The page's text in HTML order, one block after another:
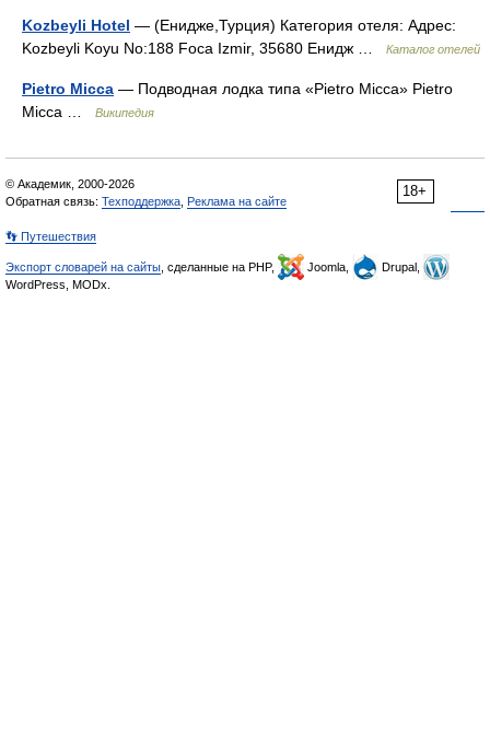
Kozbeyli Hotel — (Енидже,Турция) Категория отеля: Адрес:
Kozbeyli Koyu No:188 Foca Izmir, 35680 Енидж …
Каталог отелей
Pietro Micca — Подводная лодка типа «Pietro Micca» Pietro
Micca …
Википедия
18+
© Академик, 2000-2026
Обратная связь: Техподдержка Реклама на сайте
👣 Путешествия
Экспорт словарей на сайты , сделанные на PHP, Joomla,
Drupal,
WordPress, MODx.